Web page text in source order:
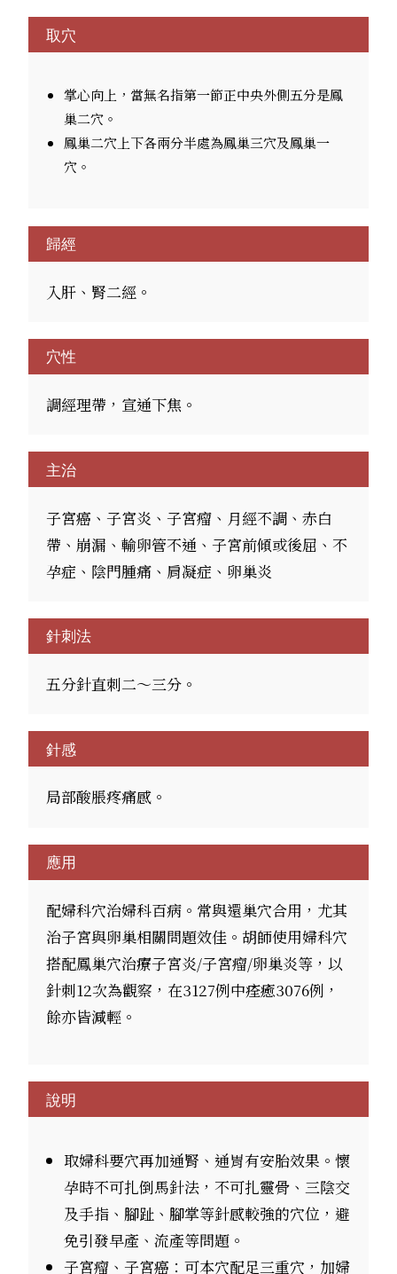
取穴
掌心向上，當無名指第一節正中央外側五分是鳳
巢二穴。
鳳巢二穴上下各兩分半處為鳳巢三穴及鳳巢一
穴。
歸經
入肝、腎二經。
穴性
調經理帶，宣通下焦。
主治
子宮癌、子宮炎、子宮瘤、月經不調、赤白
帶、崩漏、輸卵管不通、子宮前傾或後屈、不
孕症、陰門腫痛、肩凝症、卵巢炎
針刺法
五分針直刺二～三分。
針感
局部酸脹疼痛感。
應用
配婦科穴治婦科百病。常與還巢穴合用，尤其
治子宮與卵巢相關問題效佳。胡師使用婦科穴
搭配鳳巢穴治療子宮炎/子宮瘤/卵巢炎等，以
針刺12次為觀察，在3127例中痊癒3076例，
餘亦皆減輕。
說明
取婦科要穴再加通腎、通胃有安胎效果。懷
孕時不可扎倒馬針法，不可扎靈骨、三陰交
及手指、腳趾、腳掌等針感較強的穴位，避
免引發早產、流產等問題。
子宮瘤、子宮癌：可本穴配足三重穴，加婦